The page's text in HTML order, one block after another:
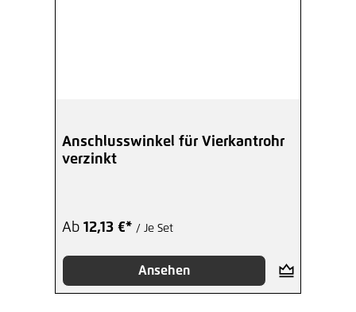
Anschlusswinkel für Vierkantrohr
verzinkt
Ab 12,13 €* / Je Set
Ansehen